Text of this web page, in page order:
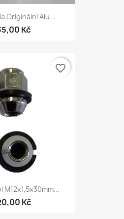
Originální Alu...
Kč
M12x1,5x30mm...
Kč
favorite_border